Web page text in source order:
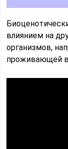
влиянием на
организмов,
проживающей в